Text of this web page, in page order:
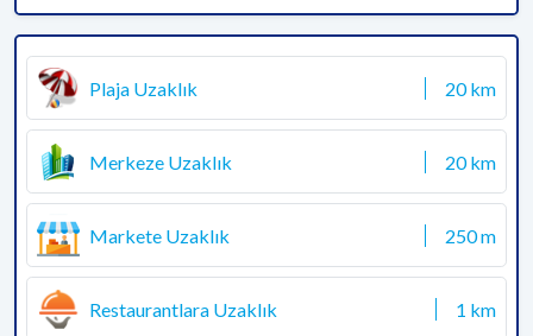
Plaja Uzaklık 20 km
Merkeze Uzaklık 20 km
Markete Uzaklık 250 m
Restaurantlara Uzaklık 1 km